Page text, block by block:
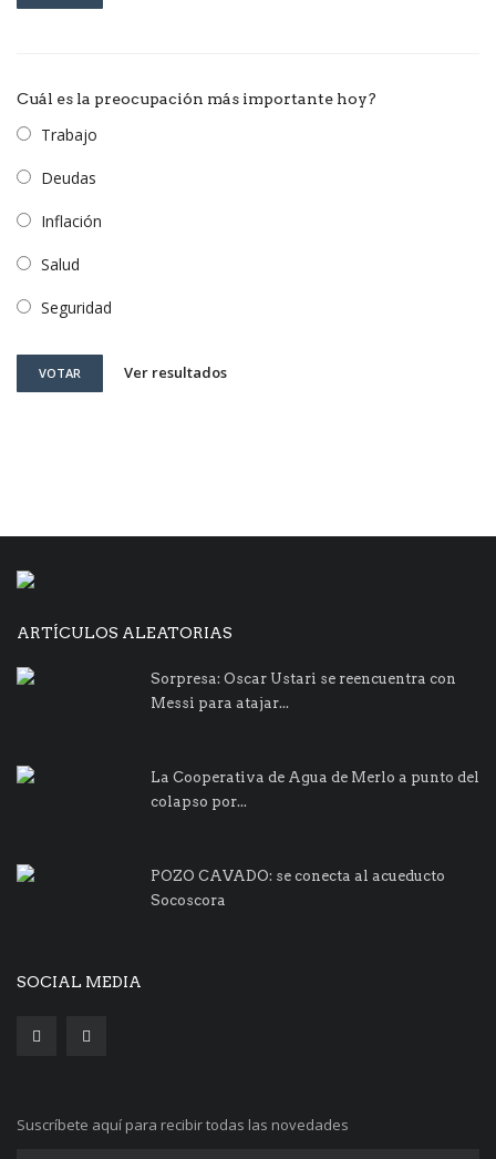
Cuál es la preocupación más importante hoy?
Trabajo
Deudas
Inflación
Salud
Seguridad
VOTAR Ver resultados
ARTÍCULOS ALEATORIAS
Sorpresa: Oscar Ustari se reencuentra con
Messi para atajar...
La Cooperativa de Agua de Merlo a punto del
colapso por...
POZO CAVADO: se conecta al acueducto
Socoscora
SOCIAL MEDIA
Suscríbete aquí para recibir todas las novedades